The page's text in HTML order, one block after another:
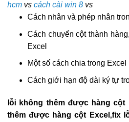
hcm vs cách cài win 8 vs
Cách nhân và phép nhân
Cách chuyển cột thành
Excel
Một số cách chia trong
Cách giới hạn độ dài ký tự
lỗi không thêm được hàng cột
thêm được hàng cột Excel,fix